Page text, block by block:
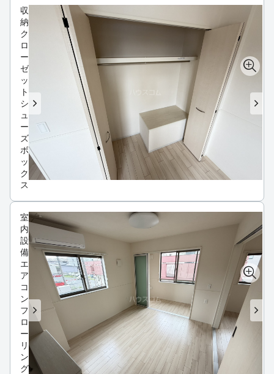
収
納
ク
ロ
ー
ゼ
ッ
ト
シ
ュ
ー
ズ
ボ
ッ
ク
ス
室
内
設
備
エ
ア
コ
ン
フ
ロ
ー
リ
ン
グ